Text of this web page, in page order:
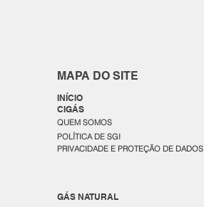
MAPA DO SITE
INÍCIO
CIGÁS
QUEM SOMOS
GÁS NATURAL
POLÍTICA DE SGI
PRIVACIDADE E PROTEÇÃO DE DADOS